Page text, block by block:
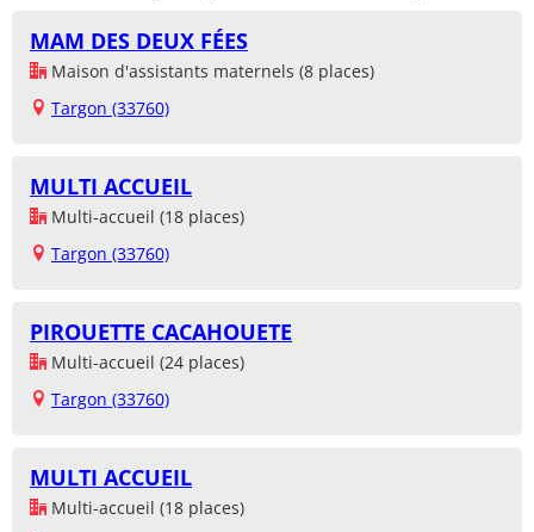
MAM DES DEUX FÉES
Maison d'assistants maternels (8 places)
Targon (33760)
MULTI ACCUEIL
Multi-accueil (18 places)
Targon (33760)
PIROUETTE CACAHOUETE
Multi-accueil (24 places)
Targon (33760)
MULTI ACCUEIL
Multi-accueil (18 places)